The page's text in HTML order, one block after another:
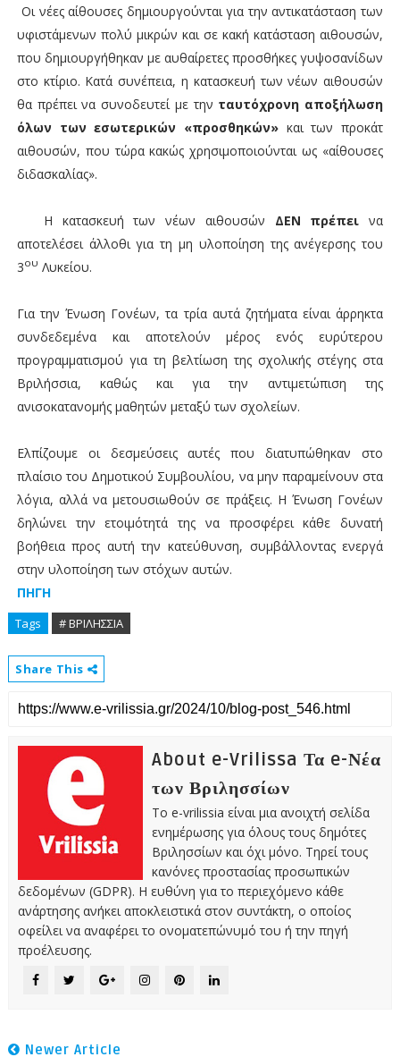
Οι νέες αίθουσες δημιουργούνται για την αντικατάσταση των
υφιστάμενων πολύ μικρών και σε κακή κατάσταση αιθουσών,
που δημιουργήθηκαν με αυθαίρετες προσθήκες γυψοσανίδων
στο κτίριο. Κατά συνέπεια, η κατασκευή των νέων αιθουσών
θα πρέπει να συνοδευτεί με την ταυτόχρονη αποξήλωση
όλων των εσωτερικών «προσθηκών» και των προκάτ
αιθουσών, που τώρα κακώς χρησιμοποιούνται ως «αίθουσες
διδασκαλίας».
Η κατασκευή των νέων αιθουσών ΔΕΝ πρέπει να
αποτελέσει άλλοθι για τη μη υλοποίηση της ανέγερσης του
3ου Λυκείου.
Για την Ένωση Γονέων, τα τρία αυτά ζητήματα είναι άρρηκτα
συνδεδεμένα και αποτελούν μέρος ενός ευρύτερου
προγραμματισμού για τη βελτίωση της σχολικής στέγης στα
Βριλήσσια, καθώς και για την αντιμετώπιση της
ανισοκατανομής μαθητών μεταξύ των σχολείων.
Ελπίζουμε οι δεσμεύσεις αυτές που διατυπώθηκαν στο
πλαίσιο του Δημοτικού Συμβουλίου, να μην παραμείνουν στα
λόγια, αλλά να μετουσιωθούν σε πράξεις. Η Ένωση Γονέων
δηλώνει την ετοιμότητά της να προσφέρει κάθε δυνατή
βοήθεια προς αυτή την κατεύθυνση, συμβάλλοντας ενεργά
στην υλοποίηση των στόχων αυτών.
ΠΗΓΗ
Tags # ΒΡΙΛΗΣΣΙΑ
Share This
About e-Vrilissa Τα e-Νέα
των Βριλησσίων
Το e-vrilissia είναι μια ανοιχτή σελίδα
ενημέρωσης για όλους τους δημότες
Βριλησσίων και όχι μόνο. Τηρεί τους
κανόνες προστασίας προσωπικών
δεδομένων (GDPR). Η ευθύνη για το περιεχόμενο κάθε
ανάρτησης ανήκει αποκλειστικά στον συντάκτη, ο οποίος
οφείλει να αναφέρει το ονοματεπώνυμό του ή την πηγή
προέλευσης.
Newer Article